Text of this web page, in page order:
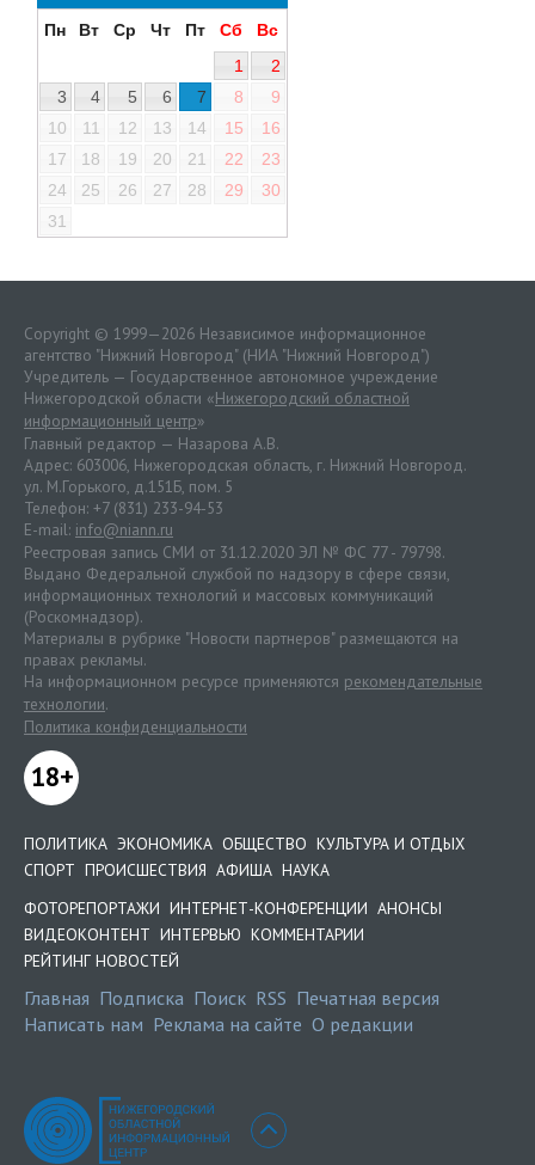
Пн Вт Ср Чт Пт Сб
Вс
1
2
3
4 5 6 7 8
9
10
11 12 13 14 15
16
17
18 19 20 21 22
23
24
25 26 27 28 29
30
31
Copyright © 1999—2026 Независимое информационное
агентство "Нижний Новгород" (НИА "Нижний Новгород")
Учредитель — Государственное автономное учреждение
Нижегородской области «Нижегородский областной
информационный центр»
Главный редактор — Назарова А.В.
Адрес: 603006, Нижегородская область, г. Нижний Новгород.
ул. М.Горького, д.151Б, пом. 5
Телефон: +7 (831) 233-94-53
E-mail: info@niann.ru
Реестровая запись СМИ от 31.12.2020 ЭЛ № ФС 77 - 79798.
Выдано Федеральной службой по надзору в сфере связи,
информационных технологий и массовых коммуникаций
(Роскомнадзор).
Материалы в рубрике "Новости партнеров" размещаются на
правах рекламы.
На информационном ресурсе применяются рекомендательные
технологии.
Политика конфиденциальности
18+
ПОЛИТИКА ЭКОНОМИКА ОБЩЕСТВО КУЛЬТУРА И ОТДЫХ
СПОРТ ПРОИСШЕСТВИЯ АФИША НАУКА
ФОТОРЕПОРТАЖИ ИНТЕРНЕТ-КОНФЕРЕНЦИИ АНОНСЫ
ВИДЕОКОНТЕНТ ИНТЕРВЬЮ КОММЕНТАРИИ
РЕЙТИНГ НОВОСТЕЙ
Главная Подписка Поиск RSS Печатная версия
Написать нам Реклама на сайте О редакции